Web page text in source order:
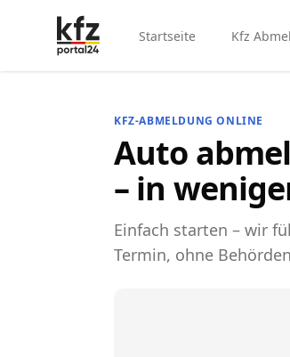
Startseite Kfz
KFZ-ABMELDUNG ONLINE
Auto
– in
Einfach starten – wir
Termin, ohne